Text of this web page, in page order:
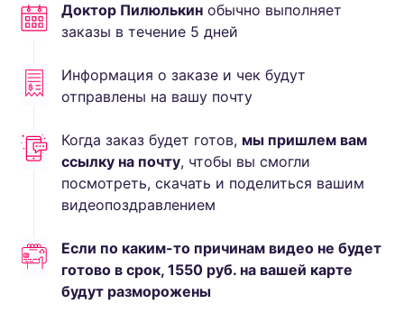
Доктор Пилюлькин обычно выполняет
заказы в течение 5 дней
Информация о заказе и чек будут
отправлены на вашу почту
Когда заказ будет готов, мы пришлем вам
ссылку на почту, чтобы вы смогли
посмотреть, скачать и поделиться вашим
видеопоздравлением
Если по каким-то причинам видео не будет
готово в срок, 1550 руб. на вашей карте
будут разморожены